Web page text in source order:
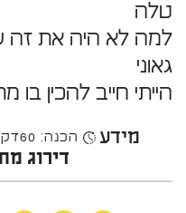
טלה
למה לא היה את זה
גאוני
הייתי חייב להכין בו
מידע הכנה: 60
דירוג